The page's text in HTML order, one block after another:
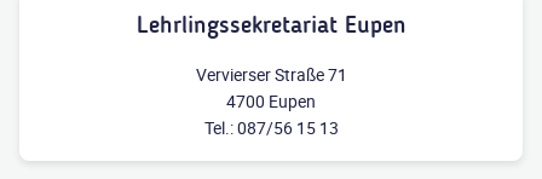
Lehrlingssekretariat Eupen
Vervierser Straße 71
4700 Eupen
Tel.: 087/56 15 13